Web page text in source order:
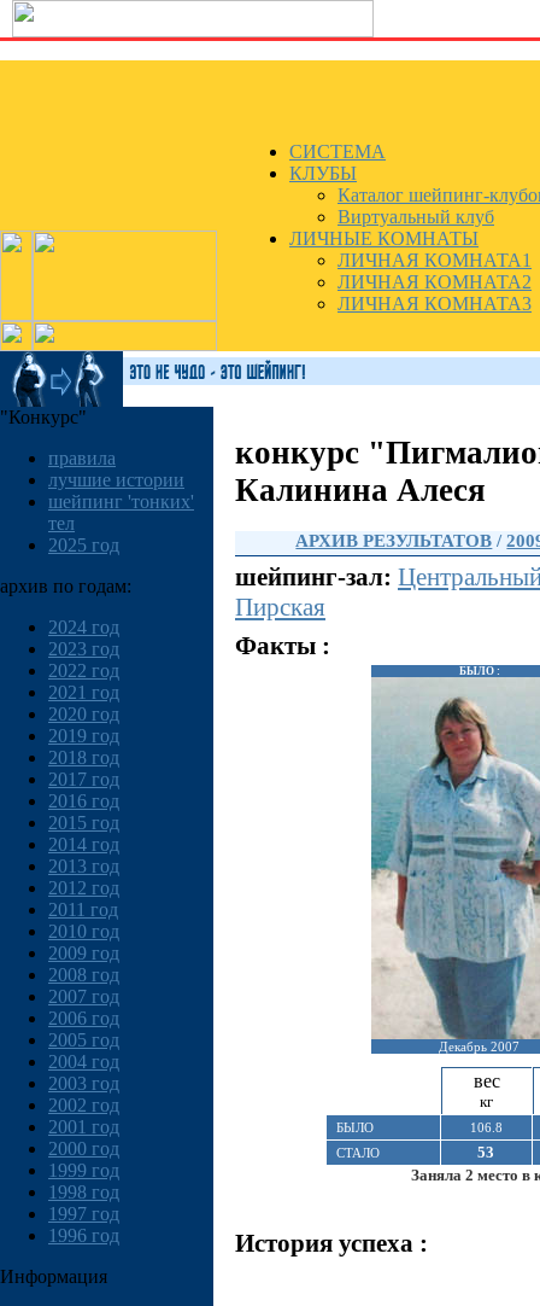
СИСТЕМА
КЛУБЫ
Каталог шейпинг-
Виртуальный клуб
ЛИЧНЫЕ КОМНАТЫ
ЛИЧНАЯ КОМНАТА1
ЛИЧНАЯ КОМНАТА2
ЛИЧНАЯ КОМНАТА3
"Конкурс"
правила
лучшие истории
шейпинг 'тонких'
тел
2025 год
архив по годам:
2024 год
2023 год
2022 год
2021 год
2020 год
2019 год
2018 год
2017 год
2016 год
2015 год
2014 год
2013 год
2012 год
2011 год
2010 год
2009 год
2008 год
2007 год
2006 год
2005 год
2004 год
2003 год
2002 год
2001 год
2000 год
1999 год
1998 год
1997 год
1996 год
Информация
конкурс
Калинина Алеся
АРХИВ РЕЗУЛЬТАТОВ /
шейпинг-зал:
Пирская
Факты :
БЫЛО :
Декабрь 2007
вес
кг
БЫЛО
106.8
СТАЛО
53
Заняла 2 место в
История успеха :